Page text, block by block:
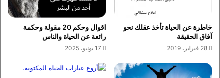
خاطرة عن الحياة تأخذ عقلك نحو
آفاق الحقيقة
28 فبراير، 2019
اقوال وحكم 20 مقولة وحكمة
رائعة عن الحياة والناس
17 يونيو، 2025